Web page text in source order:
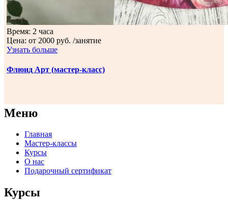
Время: 2 часа
Цена: от 2000 руб. /занятие
Узнать больше
Флюид Арт (мастер-класс)
Меню
Главная
Мастер-классы
Курсы
О нас
Подарочный сертификат
Курсы